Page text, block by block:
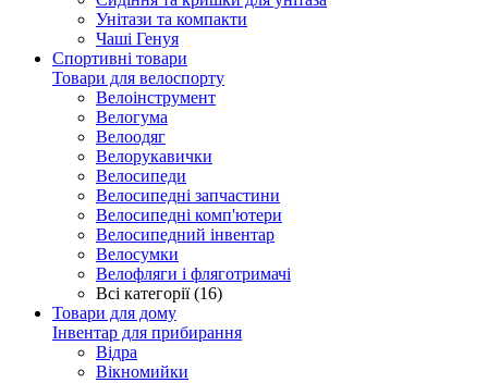
Унітази та компакти
Чаші Генуя
Спортивні товари
Товари для велоспорту
Велоінструмент
Велогума
Велоодяг
Велорукавички
Велосипеди
Велосипедні запчастини
Велосипедні комп'ютери
Велосипедний інвентар
Велосумки
Велофляги і фляготримачі
Всі категорії (16)
Товари для дому
Інвентар для прибирання
Відра
Вікномийки